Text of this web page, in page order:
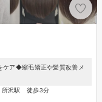
ケア◆縮毛矯正や髪質改善メ
所沢駅 徒歩3分